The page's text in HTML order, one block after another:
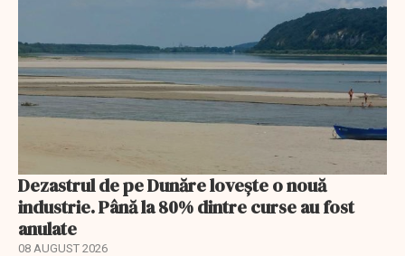
Dezastrul de pe Dunăre lovește o nouă
industrie. Până la 80% dintre curse au fost
anulate
08 AUGUST 2026